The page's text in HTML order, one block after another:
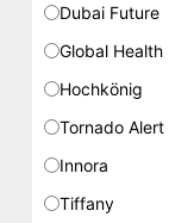
Dubai Future
Global Health
Hochkönig
Tornado Alert
Innora
Tiffany